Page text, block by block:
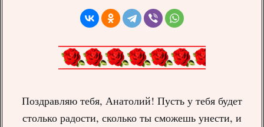
Поздравляю тебя, Анатолий! Пусть у тебя будет
столько радости, сколько ты сможешь унести, и